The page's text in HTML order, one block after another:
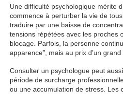
Une difficulté psychologique mérite
commence à perturber la vie de
traduire par une baisse de
tensions répétées avec les proches
blocage. Parfois, la personne
apparence”, mais au prix d’un
Consulter un psychologue peut
période de surcharge
ou une accumulation de stress. Les